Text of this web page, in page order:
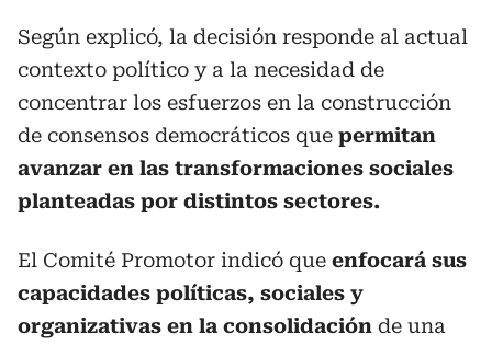
Según explicó, la decisión responde al actual
contexto político y a la necesidad de
concentrar los esfuerzos en la construcción
de consensos democráticos que permitan
avanzar en las transformaciones sociales
planteadas por distintos sectores.
El Comité Promotor indicó que enfocará sus
capacidades políticas, sociales y
organizativas en la consolidación de una